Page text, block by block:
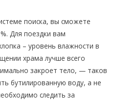
поиска, вы сможете
Для поездки вам
– уровень влажности в
храма лучше всего
закроет тело, — таков
бутилированную воду, а не
следить за